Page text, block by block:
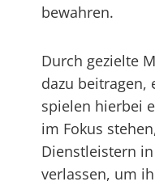
bewahren.
Durch gezielte
dazu beitragen,
spielen hierbei
im Fokus
Dienstleistern
verlassen, um